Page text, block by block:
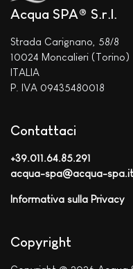
Acqua SPA® S.r.l.
Strada Carignano, 58/8
10024 Moncalieri (Torino)
ITALIA
P. IVA 09435480018
Contattaci
+39.011.64.85.291
acqua-spa@acqua-spa.it
Informativa sulla Privacy
Copyright